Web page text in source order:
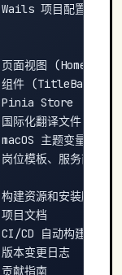
项目配置
图 (HomeView,
件 (TitleBar,
Store
化翻译文件
主题变量
板、服务商配置
源和安装脚本
文档
自动构建
本变更日志